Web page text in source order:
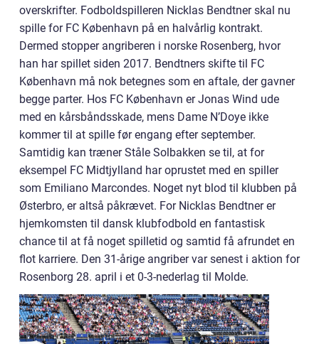
overskrifter. Fodboldspilleren Nicklas Bendtner skal nu
spille for FC København på en halvårlig kontrakt.
Dermed stopper angriberen i norske Rosenberg, hvor
han har spillet siden 2017. Bendtners skifte til FC
København må nok betegnes som en aftale, der gavner
begge parter. Hos FC København er Jonas Wind ude
med en kårsbåndsskade, mens Dame N’Doye ikke
kommer til at spille før engang efter september.
Samtidig kan træner Ståle Solbakken se til, at for
eksempel FC Midtjylland har oprustet med en spiller
som Emiliano Marcondes. Noget nyt blod til klubben på
Østerbro, er altså påkrævet. For Nicklas Bendtner er
hjemkomsten til dansk klubfodbold en fantastisk
chance til at få noget spilletid og samtid få afrundet en
flot karriere. Den 31-årige angriber var senest i aktion for
Rosenborg 28. april i et 0-3-nederlag til Molde.